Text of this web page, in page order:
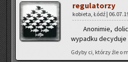
re­gu­la­to­rzy
ko­bie­ta, Łódź |
Ano­ni­mie,
wy­pad­ku de­cy­du­je
Gdyby ci, któ­rzy źle o